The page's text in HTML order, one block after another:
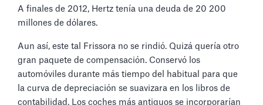
A finales de 2012, Hertz tenía una deuda de 20 200
millones de dólares.
Aun así, este tal Frissora no se rindió. Quizá quería otro
gran paquete de compensación. Conservó los
automóviles durante más tiempo del habitual para que
la curva de depreciación se suavizara en los libros de
contabilidad. Los coches más antiguos se incorporarían